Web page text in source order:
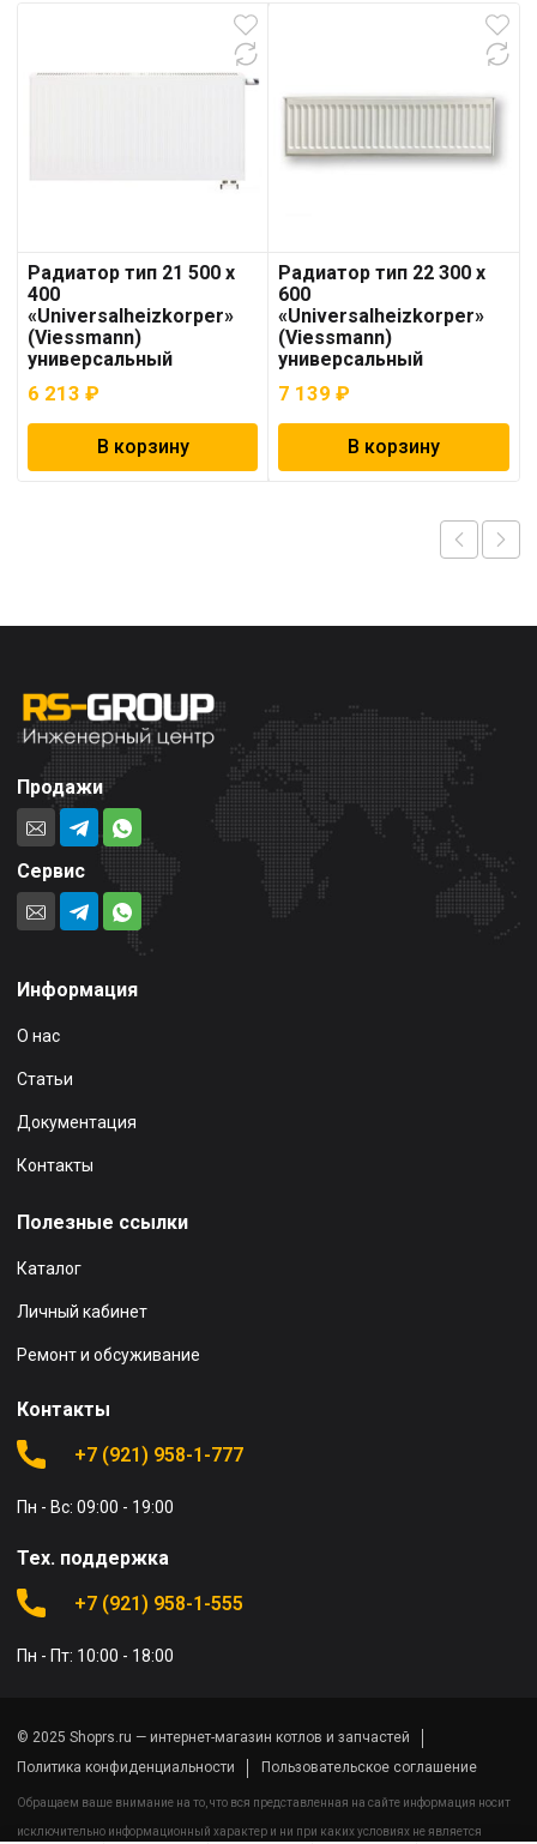
Радиатор тип 21 500 x
400
«Universalheizkorper»
(Viessmann)
универсальный
6 213 ₽
В корзину
Радиатор тип 22 300 х
600
«Universalheizkorper»
(Viessmann)
универсальный
7 139₽
В корзину
Продажи
Сервис
Информация
О нас
Статьи
Документация
Контакты
Полезные ссылки
Каталог
Личный кабинет
Ремонт и обсуживание
Контакты
+7 (921) 958-1-777
Пн - Вс: 09:00 - 19:00
Тех. поддержка
+7 (921) 958-1-555
Пн - Пт: 10:00 - 18:00
© 2025 Shoprs.ru — интернет-магазин котлов и запчастей
Политика конфиденциальности
Пользовательское соглашение
Обращаем ваше внимание на то, что вся представленная на сайте информация носит
исключительно информационный характер и ни при каких условиях не является